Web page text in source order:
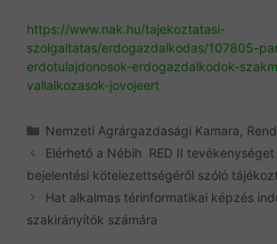
https://www.nak.hu/tajekoztatasi-
szolgaltatas/erdogazdalkodas/107805-
erdotulajdonosok-erdogazdalkodok-
vallalkozasok-jovojeert
Kategória
Nemzeti Agrárgazdasági Kamara
Elérhető a Nébih RED II
bejelentési kötelezettségéről szóló
Hat alkalmas térinformatikai képzés
szakirányítók számára